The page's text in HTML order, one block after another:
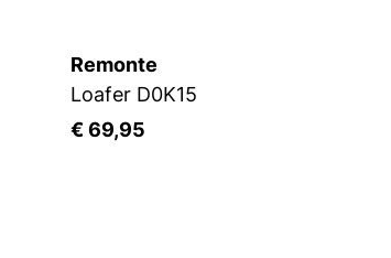
Remonte
Loafer D0K15
€ 69,95